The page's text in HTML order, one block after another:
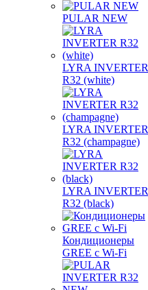
PULAR NEW
LYRA INVERTER
R32 (white)
LYRA INVERTER
R32 (champagne)
LYRA INVERTER
R32 (black)
Кондиционеры
GREE с Wi-Fi